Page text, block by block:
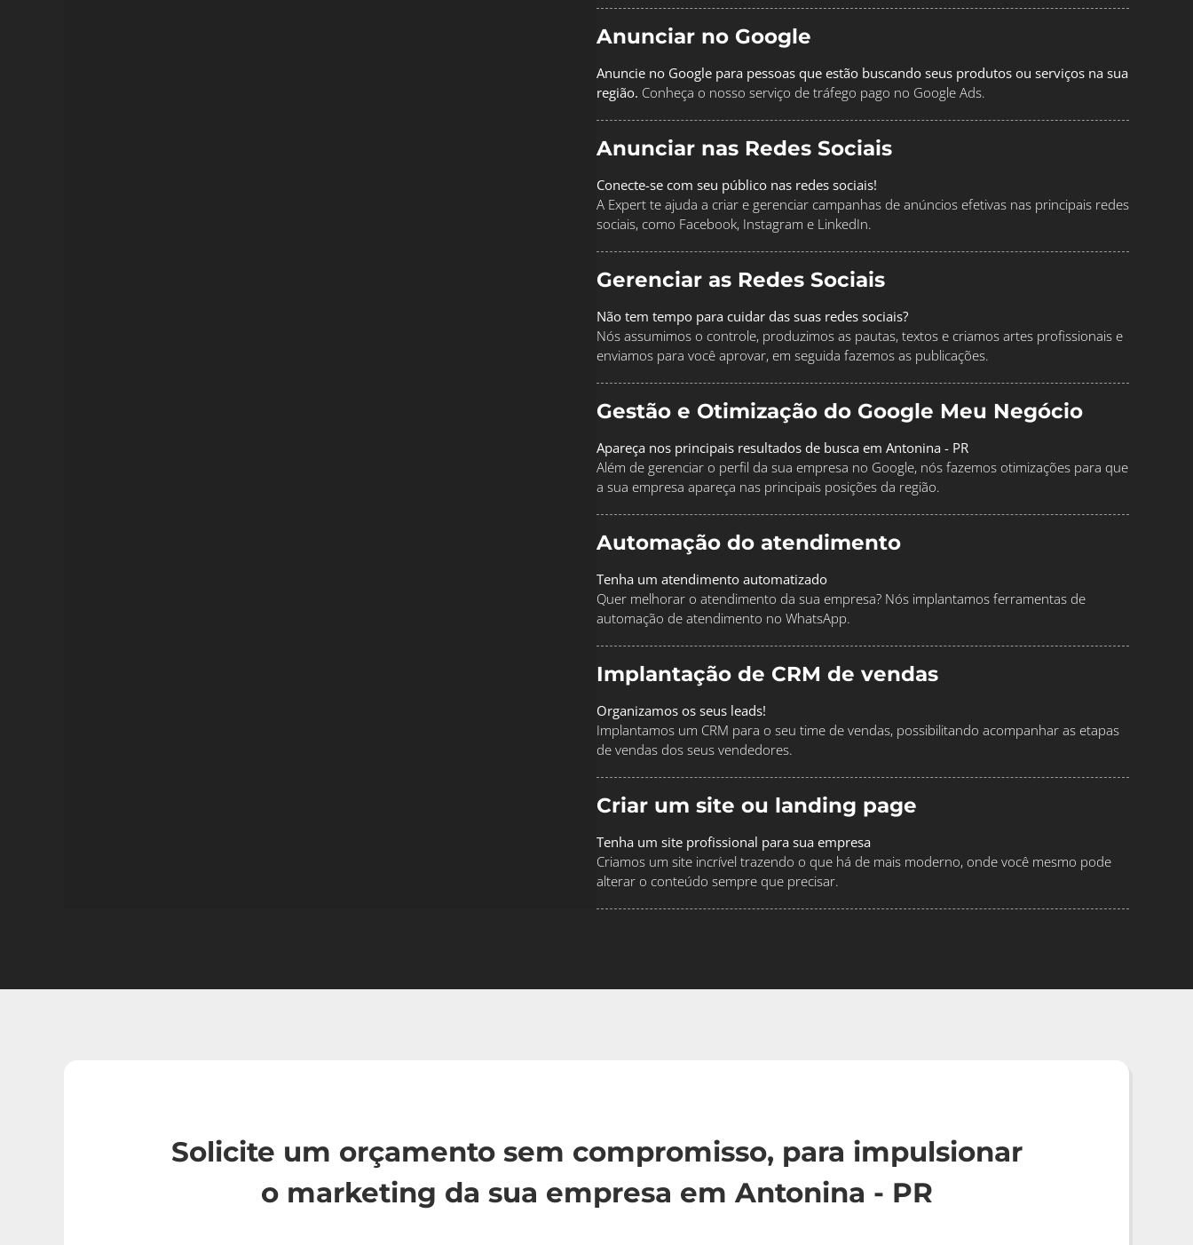
Anunciar no Google
Anuncie no Google para pessoas que estão buscando seus produtos ou serviços na sua
região. Conheça o nosso serviço de tráfego pago no Google Ads.
Anunciar nas Redes Sociais
Conecte-se com seu público nas redes sociais!
A Expert te ajuda a criar e gerenciar campanhas de anúncios efetivas nas principais redes
sociais, como Facebook, Instagram e LinkedIn.
Gerenciar as Redes Sociais
Não tem tempo para cuidar das suas redes sociais?
Nós assumimos o controle, produzimos as pautas, textos e criamos artes profissionais e
enviamos para você aprovar, em seguida fazemos as publicações.
Gestão e Otimização do Google Meu Negócio
Apareça nos principais resultados de busca em Antonina - PR
Além de gerenciar o perfil da sua empresa no Google, nós fazemos otimizações para que
a sua empresa apareça nas principais posições da região.
Automação do atendimento
Tenha um atendimento automatizado
Quer melhorar o atendimento da sua empresa? Nós implantamos ferramentas de
automação de atendimento no WhatsApp.
Implantação de CRM de vendas
Organizamos os seus leads!
Implantamos um CRM para o seu time de vendas, possibilitando acompanhar as etapas
de vendas dos seus vendedores.
Criar um site ou landing page
Tenha um site profissional para sua empresa
Criamos um site incrível trazendo o que há de mais moderno, onde você mesmo pode
alterar o conteúdo sempre que precisar.
Solicite um orçamento sem compromisso, para impulsionar
o marketing da sua empresa em Antonina - PR